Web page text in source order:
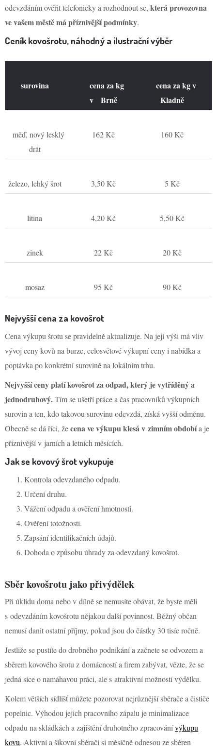
odevzdáním ověřit telefonicky a rozhodnout se, která provozovna
ve vašem městě má příznivější podmínky.
Ceník kovošrotu, náhodný a ilustrační výběr
surovina
cena za kg
v Brně
cena za kg v
Kladně
měď, nový lesklý
drát
162 Kč 160 Kč
železo, lehký šrot 3,50 Kč 5 Kč
litina 4,20 Kč 5,50 Kč
zinek 22 Kč 20 Kč
mosaz 95 Kč 90 Kč
Nejvyšší cena za kovošrot
Cena výkupu šrotu se pravidelně aktualizuje. Na její výši má vliv
vývoj ceny kovů na burze, celosvětové výkupní ceny i nabídka a
poptávka po konkrétní surovině na lokálním trhu.
Nejvyšší ceny platí kovošrot za odpad, který je vytříděný a
jednodruhový.Tím se ušetří práce a čas pracovníků výkupních
surovin a ten, kdo takovou surovinu odevzdá, získá vyšší odměnu.
Obecně se dá říci, žecena ve výkupu klesá v zimním obdobía je
příznivější v jarních a letních měsících.
Jak se kovový šrot vykupuje
Kontrola odevzdaného odpadu.
Určení druhu.
Vážení odpadu a ověření hmotnosti.
Ověření totožnosti.
Zapsání identifikačních údajů.
Dohoda o způsobu úhrady za odevzdaný kovošrot.
Sběr kovošrotu jako přivýdělek
Při úklidu doma nebo v dílně se nemusíte obávat, že byste měli
s odevzdáním kovošrotu nějakou další povinnost. Běžný občan
nemusí danit ostatní příjmy, pokud jsou do částky 30 tisíc ročně.
Jestliže se pustíte do drobného podnikání a začnete se odvozem a
sběrem kovového šrotu z domácností a firem zabývat, vězte, že se
jedná sice o namáhavou práci, ale s atraktivní možností výdělku.
Kolem větších sídlišť můžete pozorovat nejrůznější sběrače a čističe
popelnic. Výhodou jejich pracovního zápalu je minimalizace
odpadu na skládkách a zajištění druhotného zpracovánívýkupu
kovu. Aktivní a šikovní sběrači si měsíčně odnesou ze sběren